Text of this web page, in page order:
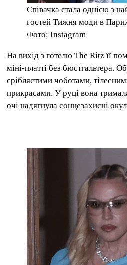
Співачка стала однією з
гостей Тижня моди в
Фото: Instagram
На вихід з готелю The Ritz її
міні-платті без бюстгальтера.
сріблястими чоботами,
прикрасами. У руці вона
очі надягнула сонцезахисні